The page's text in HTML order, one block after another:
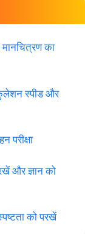
का
स्पीड और
परीक्षा
और ज्ञान को
को परखें